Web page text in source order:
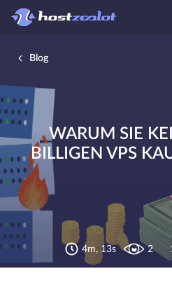
Blog
WARUM SIE
BILLIGEN VPS
4m, 13s 2